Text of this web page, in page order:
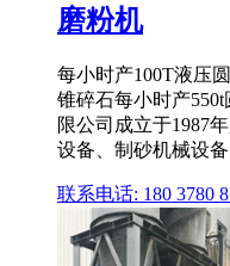
磨粉机
每小时产100T液压
锥碎石每小时产
限公司成立于1987
设备、制砂机械设
联系电话: 180 3780